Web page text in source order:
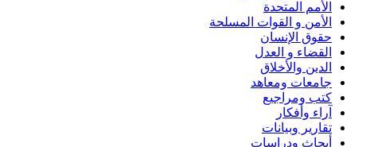
الأمم المتحدة
الأمن و القوات المسلحة
حقوق الإنسان
القضاء و العدل
الدين والأخلاق
جامعات ومعاهد
كتب ومراجيع
آراء وأفكار
تقارير وبيانات
أبحاث ودراسات